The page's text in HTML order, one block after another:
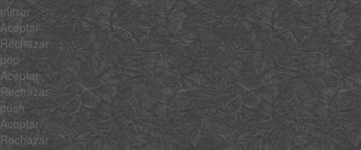
mirror
Aceptar
Rechazar
pop
Aceptar
Rechazar
push
Aceptar
Rechazar